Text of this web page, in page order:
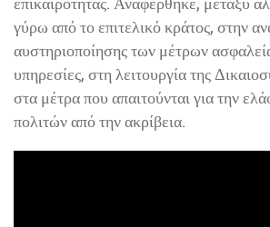
γύρω από το επιτελικό κράτος, στην
αυστηριοποίησης των μέτρων
υπηρεσίες, στη λειτουργία της
στα μέτρα που απαιτούνται για την
πολιτών από την ακρίβεια.